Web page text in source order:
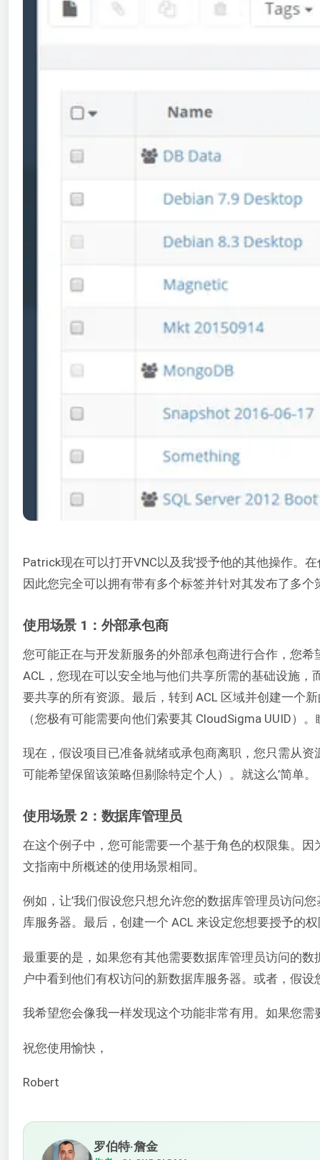
Patrick现在可以打开VNC以及我’授予他的其他操作。
因此您完全可以拥有带有多个标签并针对其发布了多个
使用场景 1：外部承包商
您可能正在与开发新服务的外部承包商进行合作，您
ACL，您现在可以安全地与他们共享所需的基础设施
要共享的所有资源。最后，转到 ACL 区域并创建一个
（您极有可能需要向他们索要其 CloudSigma UUID）
现在，假设项目已准备就绪或承包商离职，您只需从
可能希望保留该策略但剔除特定个人）。就这么’简单。
使用场景 2：数据库管理员
在这个例子中，您可能需要一个基于角色的权限集。
文指南中所概述的使用场景相同。
例如，让’我们假设您只想允许您的数据库管理员访问
库服务器。最后，创建一个 ACL 来设定您想要授予的
最重要的是，如果您有其他需要数据库管理员访问的
户中看到他们有权访问的新数据库服务器。或者，假
我希望您会像我一样发现这个功能非常有用。如果您
祝您使用愉快，
Robert
罗伯特·詹金